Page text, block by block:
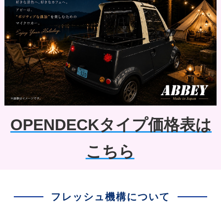
OPENDECKタイプ価格表は
こちら
フレッシュ機構について